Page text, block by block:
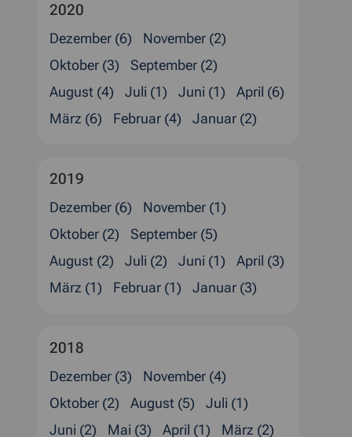
2020
Dezember (6)
November (2)
Oktober (3)
September (2)
August (4)
Juli (1) Juni (1)
April (6)
März (6)
Februar (4) Januar (2)
2019
Dezember (6)
November (1)
Oktober (2)
September (5)
August (2)
Juli (2) Juni (1)
April (3)
März (1)
Februar (1) Januar (3)
2018
Dezember (3)
November (4)
Oktober (2)
August (5)
Juli (1)
Juni (2)
Mai (3) April (1)
März (2)